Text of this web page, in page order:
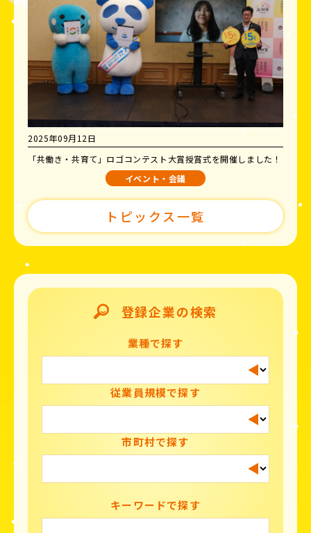
2025年09月12日
「共働き・共育て」ロゴコンテスト大賞授賞式を開催しました！
イベント・会議
トピックス一覧
登録企業の検索
業種で探す
従業員規模で探す
市町村で探す
キーワードで探す